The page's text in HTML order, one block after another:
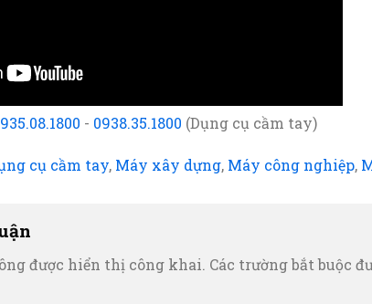
- 0938.35.1800 (Dụng cụ cầm tay)
cụ cầm tay, Máy xây dựng, Máy công nghiệp,
được hiển thị công khai. Các trường bắt buộc